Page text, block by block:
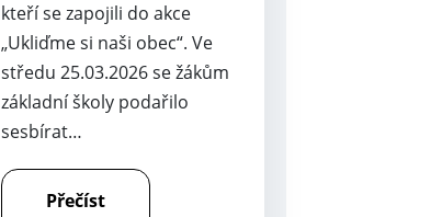
kteří se zapojili do akce
„Ukliďme si naši obec“. Ve
středu 25.03.2026 se žákům
základní školy podařilo
sesbírat…
Přečíst